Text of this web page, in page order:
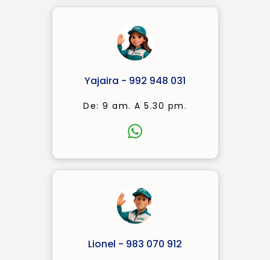
Yajaira - 992 948 031
De: 9 am. A 5.30 pm.
Lionel - 983 070 912